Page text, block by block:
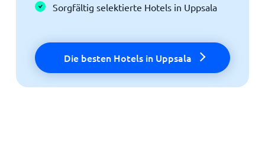
Sorgfältig selektierte Hotels in Uppsala
Die besten Hotels in Uppsala